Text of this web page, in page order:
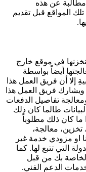
مطالبة عن هذه
المواقع قبل تقديم
نخزنها في موقع خارج
أيضاً بواسطة
أن فريق العمل هذا
فريق العمل هذا
تفاصيل الدفعات
طالما كان ذلك
كان ذلك مطلوباً
تخزين، معالجة،
او مزودي خدمة غير
التي تتبع لها. كما
بك من قبل
الدعم الفني.